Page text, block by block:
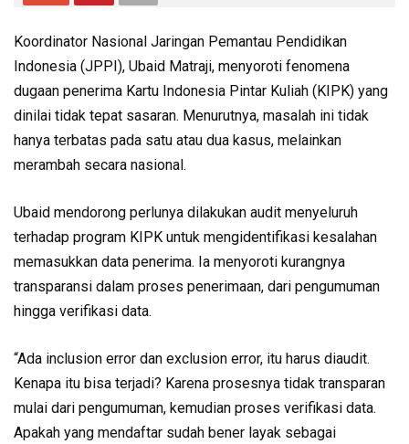
Koordinator Nasional Jaringan Pemantau Pendidikan
Indonesia (JPPI), Ubaid Matraji, menyoroti fenomena
dugaan penerima Kartu Indonesia Pintar Kuliah (KIPK) yang
dinilai tidak tepat sasaran. Menurutnya, masalah ini tidak
hanya terbatas pada satu atau dua kasus, melainkan
merambah secara nasional.
Ubaid mendorong perlunya dilakukan audit menyeluruh
terhadap program KIPK untuk mengidentifikasi kesalahan
memasukkan data penerima. Ia menyoroti kurangnya
transparansi dalam proses penerimaan, dari pengumuman
hingga verifikasi data.
“Ada inclusion error dan exclusion error, itu harus diaudit.
Kenapa itu bisa terjadi? Karena prosesnya tidak transparan
mulai dari pengumuman, kemudian proses verifikasi data.
Apakah yang mendaftar sudah bener layak sebagai